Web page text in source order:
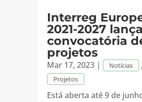
Interreg
2021-2027
convocatória
projetos
Mar 17, 2023| Notícias ,
Projetos
Está aberta até 9 de